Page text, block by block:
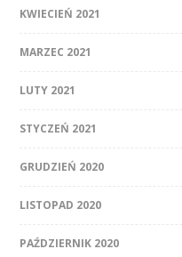
KWIECIEŃ 2021
MARZEC 2021
LUTY 2021
STYCZEŃ 2021
GRUDZIEŃ 2020
LISTOPAD 2020
PAŹDZIERNIK 2020